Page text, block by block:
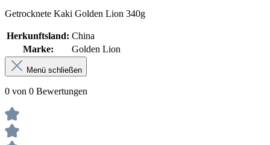
Getrocknete Kaki Golden Lion 340g
Herkunftsland: China
Marke:
Golden Lion
Menü schließen
0 von 0 Bewertungen